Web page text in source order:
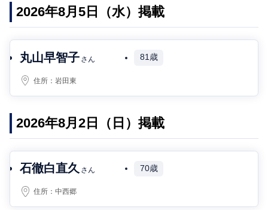
2026年8月5日（水）掲載
丸山早智子 さん 81歳
住所：岩田東
2026年8月2日（日）掲載
石徹白直久 さん 70歳
住所：中西郷